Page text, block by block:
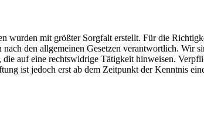
wurden mit größter Sorgfalt erstellt. Für die
nach den allgemeinen Gesetzen verantwortlich. Wir
die auf eine rechtswidrige Tätigkeit hinweisen.
ist jedoch erst ab dem Zeitpunkt der Kenntnis